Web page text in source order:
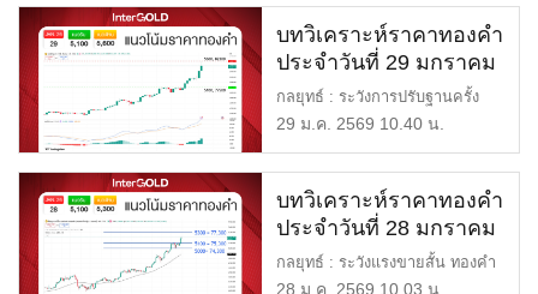
บทวิเคราะห์ราคาทองคำ
ประจำวันที่ 29 มกราคม
2569
กลยุทธ์ : ระวังการปรับฐานครั้ง
สำคัญ แนวรับ : $5,100 หรื […]
29 ม.ค. 2569 10.40 น.
บทวิเคราะห์ราคาทองคำ
ประจำวันที่ 28 มกราคม
2569
กลยุทธ์ : ระวังแรงขายสั้น ทองคำ
อาจพักฐาน แนวรับ : $5,10 […]
28 ม.ค. 2569 10.03 น.